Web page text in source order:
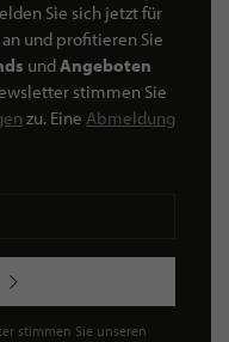
Sie sich jetzt für
an und profitieren Sie
undAngeboten
stimmen Sie
zu. Eine Abmeldung
stimmen Sie unseren